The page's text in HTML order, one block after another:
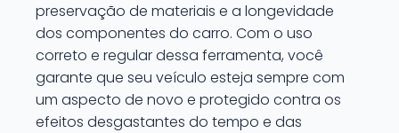
preservação de materiais e a longevidade
dos componentes do carro. Com o uso
correto e regular dessa ferramenta, você
garante que seu veículo esteja sempre com
um aspecto de novo e protegido contra os
efeitos desgastantes do tempo e das